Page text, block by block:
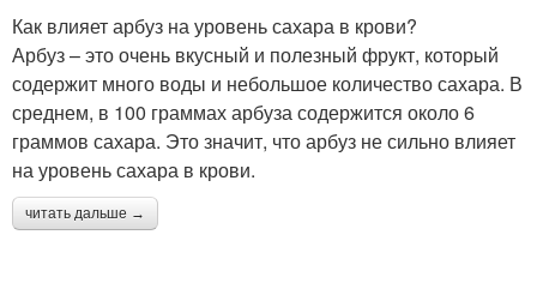
Как влияет арбуз на уровень сахара в крови?
Арбуз – это очень вкусный и полезный фрукт, который
содержит много воды и небольшое количество сахара. В
среднем, в 100 граммах арбуза содержится около 6
граммов сахара. Это значит, что арбуз не сильно влияет
на уровень сахара в крови.
читать дальше →